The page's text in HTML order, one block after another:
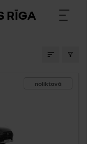
RĪGA
noliktavā